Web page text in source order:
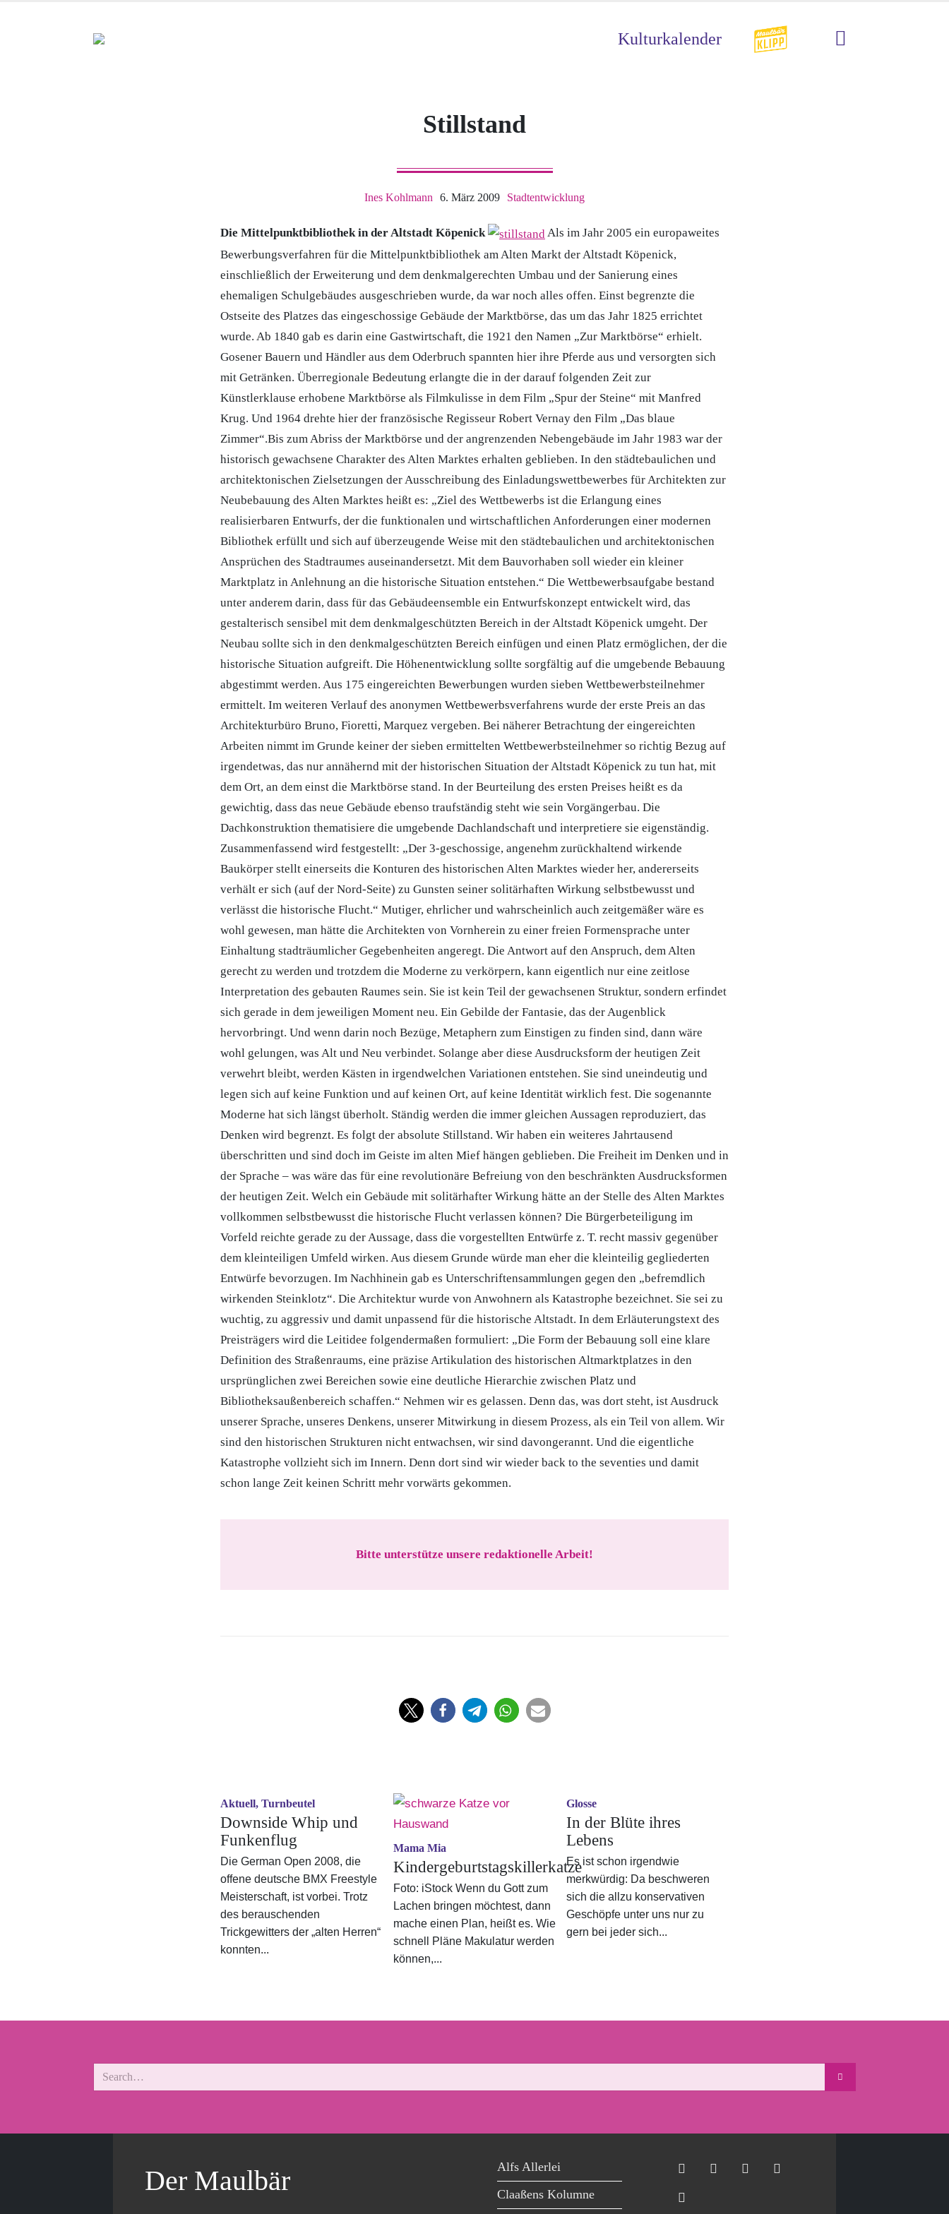
Kulturkalender
Stillstand
Ines Kohlmann 6. März 2009 Stadtentwicklung
Die Mittelpunktbibliothek in der Altstadt Köpenick
Als im Jahr 2005 ein europaweites
Bewerbungsverfahren für die Mittelpunktbibliothek am Alten Markt der Altstadt Köpenick,
einschließlich der Erweiterung und dem denkmalgerechten Umbau und der Sanierung eines
ehemaligen Schulgebäudes ausgeschrieben wurde, da war noch alles offen. Einst begrenzte die
Ostseite des Platzes das eingeschossige Gebäude der Marktbörse, das um das Jahr 1825 errichtet
wurde. Ab 1840 gab es darin eine Gastwirtschaft, die 1921 den Namen „Zur Marktbörse“ erhielt.
Gosener Bauern und Händler aus dem Oderbruch spannten hier ihre Pferde aus und versorgten sich
mit Getränken. Überregionale Bedeutung erlangte die in der darauf folgenden Zeit zur
Künstlerklause erhobene Marktbörse als Filmkulisse in dem Film „Spur der Steine“ mit Manfred
Krug. Und 1964 drehte hier der französische Regisseur Robert Vernay den Film „Das blaue
Zimmer“.Bis zum Abriss der Marktbörse und der angrenzenden Nebengebäude im Jahr 1983 war der
historisch gewachsene Charakter des Alten Marktes erhalten geblieben. In den städtebaulichen und
architektonischen Zielsetzungen der Ausschreibung des Einladungswettbewerbes für Architekten zur
Neubebauung des Alten Marktes heißt es: „Ziel des Wettbewerbs ist die Erlangung eines
realisierbaren Entwurfs, der die funktionalen und wirtschaftlichen Anforderungen einer modernen
Bibliothek erfüllt und sich auf überzeugende Weise mit den städtebaulichen und architektonischen
Ansprüchen des Stadtraumes auseinandersetzt. Mit dem Bauvorhaben soll wieder ein kleiner
Marktplatz in Anlehnung an die historische Situation entstehen.“ Die Wettbewerbsaufgabe bestand
unter anderem darin, dass für das Gebäudeensemble ein Entwurfskonzept entwickelt wird, das
gestalterisch sensibel mit dem denkmalgeschützten Bereich in der Altstadt Köpenick umgeht. Der
Neubau sollte sich in den denkmalgeschützten Bereich einfügen und einen Platz ermöglichen, der die
historische Situation aufgreift. Die Höhenentwicklung sollte sorgfältig auf die umgebende Bebauung
abgestimmt werden. Aus 175 eingereichten Bewerbungen wurden sieben Wettbewerbsteilnehmer
ermittelt. Im weiteren Verlauf des anonymen Wettbewerbsverfahrens wurde der erste Preis an das
Architekturbüro Bruno, Fioretti, Marquez vergeben. Bei näherer Betrachtung der eingereichten
Arbeiten nimmt im Grunde keiner der sieben ermittelten Wettbewerbsteilnehmer so richtig Bezug auf
irgendetwas, das nur annähernd mit der historischen Situation der Altstadt Köpenick zu tun hat, mit
dem Ort, an dem einst die Marktbörse stand. In der Beurteilung des ersten Preises heißt es da
gewichtig, dass das neue Gebäude ebenso traufständig steht wie sein Vorgängerbau. Die
Dachkonstruktion thematisiere die umgebende Dachlandschaft und interpretiere sie eigenständig.
Zusammenfassend wird festgestellt: „Der 3-geschossige, angenehm zurückhaltend wirkende
Baukörper stellt einerseits die Konturen des historischen Alten Marktes wieder her, andererseits
verhält er sich (auf der Nord-Seite) zu Gunsten seiner solitärhaften Wirkung selbstbewusst und
verlässt die historische Flucht.“ Mutiger, ehrlicher und wahrscheinlich auch zeitgemäßer wäre es
wohl gewesen, man hätte die Architekten von Vornherein zu einer freien Formensprache unter
Einhaltung stadträumlicher Gegebenheiten angeregt. Die Antwort auf den Anspruch, dem Alten
gerecht zu werden und trotzdem die Moderne zu verkörpern, kann eigentlich nur eine zeitlose
Interpretation des gebauten Raumes sein. Sie ist kein Teil der gewachsenen Struktur, sondern erfindet
sich gerade in dem jeweiligen Moment neu. Ein Gebilde der Fantasie, das der Augenblick
hervorbringt. Und wenn darin noch Bezüge, Metaphern zum Einstigen zu finden sind, dann wäre
wohl gelungen, was Alt und Neu verbindet. Solange aber diese Ausdrucksform der heutigen Zeit
verwehrt bleibt, werden Kästen in irgendwelchen Variationen entstehen. Sie sind uneindeutig und
legen sich auf keine Funktion und auf keinen Ort, auf keine Identität wirklich fest. Die sogenannte
Moderne hat sich längst überholt. Ständig werden die immer gleichen Aussagen reproduziert, das
Denken wird begrenzt. Es folgt der absolute Stillstand. Wir haben ein weiteres Jahrtausend
überschritten und sind doch im Geiste im alten Mief hängen geblieben. Die Freiheit im Denken und in
der Sprache – was wäre das für eine revolutionäre Befreiung von den beschränkten Ausdrucksformen
der heutigen Zeit. Welch ein Gebäude mit solitärhafter Wirkung hätte an der Stelle des Alten Marktes
vollkommen selbstbewusst die historische Flucht verlassen können? Die Bürgerbeteiligung im
Vorfeld reichte gerade zu der Aussage, dass die vorgestellten Entwürfe z. T. recht massiv gegenüber
dem kleinteiligen Umfeld wirken. Aus diesem Grunde würde man eher die kleinteilig gegliederten
Entwürfe bevorzugen. Im Nachhinein gab es Unterschriftensammlungen gegen den „befremdlich
wirkenden Steinklotz“. Die Architektur wurde von Anwohnern als Katastrophe bezeichnet. Sie sei zu
wuchtig, zu aggressiv und damit unpassend für die historische Altstadt. In dem Erläuterungstext des
Preisträgers wird die Leitidee folgendermaßen formuliert: „Die Form der Bebauung soll eine klare
Definition des Straßenraums, eine präzise Artikulation des historischen Altmarktplatzes in den
ursprünglichen zwei Bereichen sowie eine deutliche Hierarchie zwischen Platz und
Bibliotheksaußenbereich schaffen.“ Nehmen wir es gelassen. Denn das, was dort steht, ist Ausdruck
unserer Sprache, unseres Denkens, unserer Mitwirkung in diesem Prozess, als ein Teil von allem. Wir
sind den historischen Strukturen nicht entwachsen, wir sind davongerannt. Und die eigentliche
Katastrophe vollzieht sich im Innern. Denn dort sind wir wieder back to the seventies und damit
schon lange Zeit keinen Schritt mehr vorwärts gekommen.
Bitte unterstütze unsere redaktionelle Arbeit!
Aktuell, Turnbeutel
Downside Whip und
Funkenflug
Die German Open 2008, die
offene deutsche BMX Freestyle
Meisterschaft, ist vorbei. Trotz
des berauschenden
Trickgewitters der „alten Herren“
konnten...
Mama Mia
Kindergeburtstagskillerkatze
Foto: iStock Wenn du Gott zum
Lachen bringen möchtest, dann
mache einen Plan, heißt es. Wie
schnell Pläne Makulatur werden
können,...
Glosse
In der Blüte ihres
Lebens
Es ist schon irgendwie
merkwürdig: Da beschweren
sich die allzu konservativen
Geschöpfe unter uns nur zu
gern bei jeder sich...
Der Maulbär
Alfs Allerlei
Claaßens Kolumne